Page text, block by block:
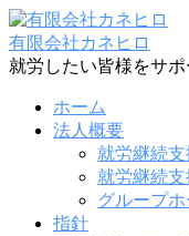
コ
ン
テ
有限会社カネヒロ
就労したい皆様をサポ
ホーム
法人概要
就労継続
就労継続
グループ
指針